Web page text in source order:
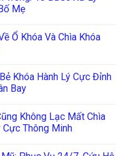
Mẹ
Ổ Khóa Và Chìa Khóa
Khóa Hành Lý Cực Đỉnh
Bay
Không Lạc Mất Chìa
Cực Thông Minh